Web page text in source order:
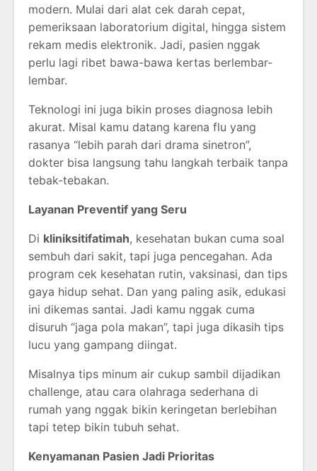
modern. Mulai dari alat cek darah cepat,
pemeriksaan laboratorium digital, hingga sistem
rekam medis elektronik. Jadi, pasien nggak
perlu lagi ribet bawa-bawa kertas berlembar-
lembar.
Teknologi ini juga bikin proses diagnosa lebih
akurat. Misal kamu datang karena flu yang
rasanya “lebih parah dari drama sinetron”,
dokter bisa langsung tahu langkah terbaik tanpa
tebak-tebakan.
Layanan Preventif yang Seru
Di kliniksitifatimah, kesehatan bukan cuma soal
sembuh dari sakit, tapi juga pencegahan. Ada
program cek kesehatan rutin, vaksinasi, dan tips
gaya hidup sehat. Dan yang paling asik, edukasi
ini dikemas santai. Jadi kamu nggak cuma
disuruh “jaga pola makan”, tapi juga dikasih tips
lucu yang gampang diingat.
Misalnya tips minum air cukup sambil dijadikan
challenge, atau cara olahraga sederhana di
rumah yang nggak bikin keringetan berlebihan
tapi tetep bikin tubuh sehat.
Kenyamanan Pasien Jadi Prioritas